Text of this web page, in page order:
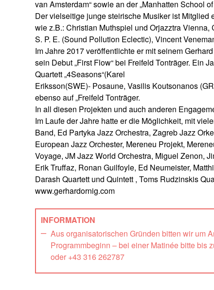
van Amsterdam“ sowie an der „Manhatten School
Der vielseitige junge steirische Musiker ist
wie z.B.: Christian Muthspiel und Orjazztra Vienna,
S. P. E. (Sound Pollution Eclectic), Vincent
Im Jahre 2017 veröffentlichte er mit seinem
sein Debut „First Flow“ bei Freifeld Tonträger. Ein
Quartett „4Seasons“(Karel
Eriksson(SWE)- Posaune, Vasilis Koutsonanos
ebenso auf „Freifeld Tonträger.
In all diesen Projekten und auch anderen
Im Laufe der Jahre hatte er die Möglichkeit, mit
Band, Ed Partyka Jazz Orchestra, Zagreb Jazz
European Jazz Orchester, Mereneu Projekt,
Voyage, JM Jazz World Orchestra, Miguel Zenon,
Erik Truffaz, Ronan Guilfoyle, Ed Neumeister,
Darash Quartett und Quintett , Toms Rudzinskis
www.gerhardornig.com
INFORMATION
Aus organisatorischen Gründen bitten wir um
Programmbeginn – bei einer Matinée bitte bis
oder +43 316 262787